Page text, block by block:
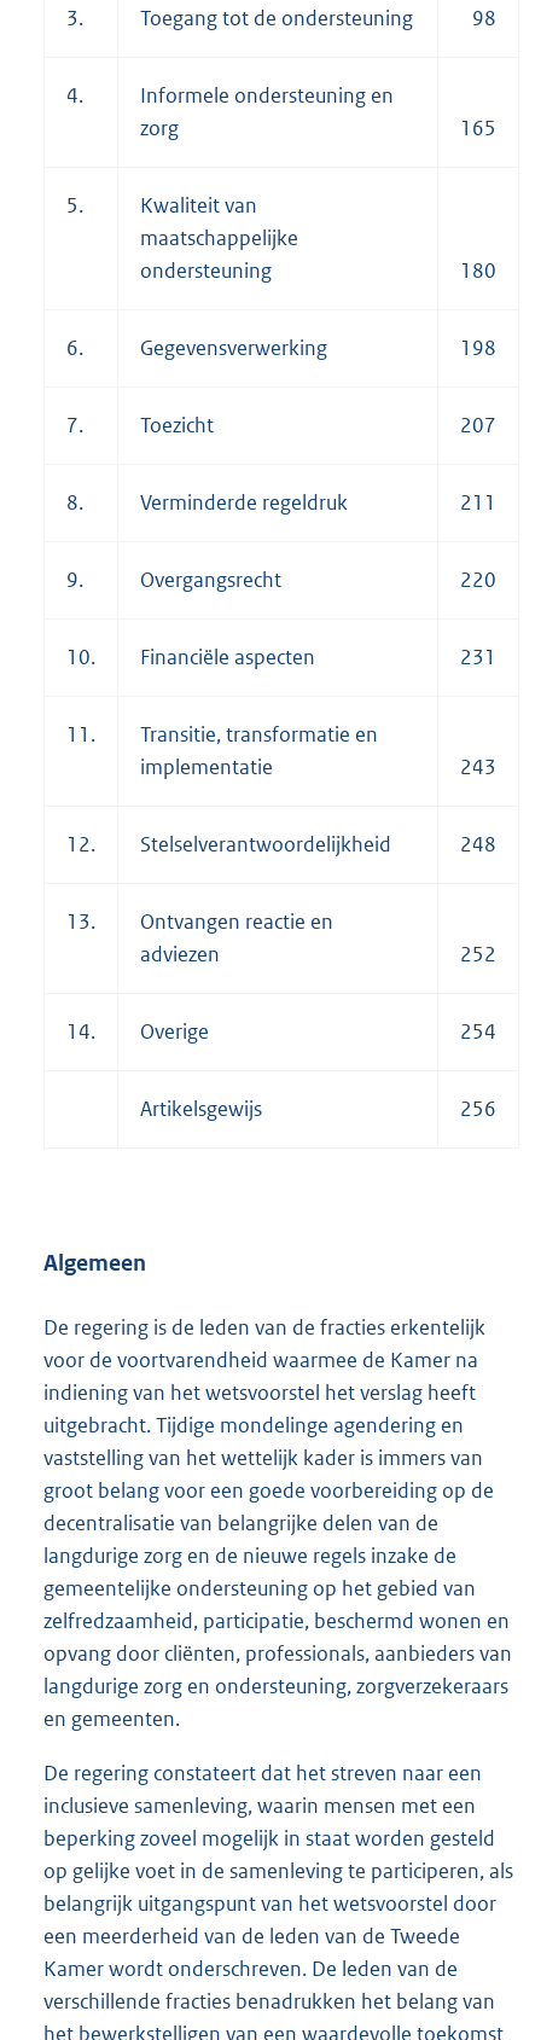
3. Toegang tot de ondersteuning 98
4.
Informele ondersteuning en
zorg
165
5.
Kwaliteit van
maatschappelijke
ondersteuning
180
6. Gegevensverwerking 198
7. Toezicht 207
8. Verminderde regeldruk 211
9. Overgangsrecht 220
10. Financiële aspecten 231
11.
Transitie, transformatie en
implementatie
243
12. Stelselverantwoordelijkheid 248
13.
Ontvangen reactie en
adviezen
252
14. Overige 254
Artikelsgewijs 256
Algemeen
De regering is de leden van de fracties erkentelijk
voor de voortvarendheid waarmee de Kamer na
indiening van het wetsvoorstel het verslag heeft
uitgebracht. Tijdige mondelinge agendering en
vaststelling van het wettelijk kader is immers van
groot belang voor een goede voorbereiding op de
decentralisatie van belangrijke delen van de
langdurige zorg en de nieuwe regels inzake de
gemeentelijke ondersteuning op het gebied van
zelfredzaamheid, participatie, beschermd wonen en
opvang door cliënten, professionals, aanbieders van
langdurige zorg en ondersteuning, zorgverzekeraars
en gemeenten.
De regering constateert dat het streven naar een
inclusieve samenleving, waarin mensen met een
beperking zoveel mogelijk in staat worden gesteld
op gelijke voet in de samenleving te participeren, als
belangrijk uitgangspunt van het wetsvoorstel door
een meerderheid van de leden van de Tweede
Kamer wordt onderschreven. De leden van de
verschillende fracties benadrukken het belang van
het bewerkstelligen van een waardevolle toekomst